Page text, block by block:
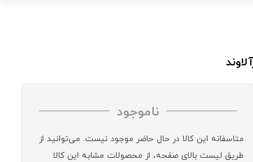
ناموجود
متاسفانه این کالا در حال حاضر موجود نیست. می‌توانید از
طریق لیست بالای صفحه، از محصولات مشابه این کالا